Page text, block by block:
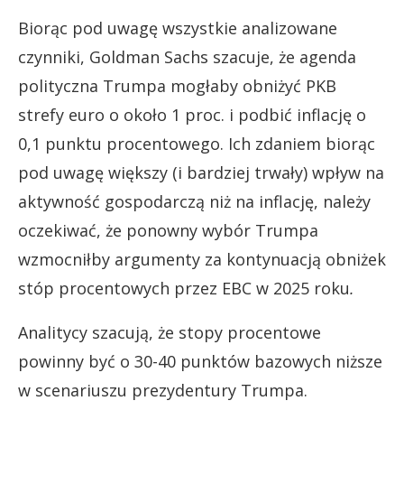
Biorąc pod uwagę wszystkie analizowane
czynniki, Goldman Sachs szacuje, że agenda
polityczna Trumpa mogłaby obniżyć PKB
strefy euro o około 1 proc. i podbić inflację o
0,1 punktu procentowego. Ich zdaniem biorąc
pod uwagę większy (i bardziej trwały) wpływ na
aktywność gospodarczą niż na inflację, należy
oczekiwać, że ponowny wybór Trumpa
wzmocniłby argumenty za kontynuacją obniżek
stóp procentowych przez EBC w 2025 roku.
Analitycy szacują, że stopy procentowe
powinny być o 30-40 punktów bazowych niższe
w scenariuszu prezydentury Trumpa.